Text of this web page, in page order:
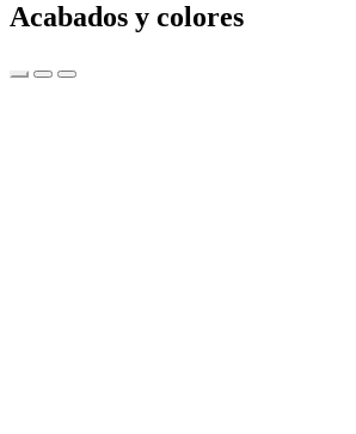
Acabados y colores